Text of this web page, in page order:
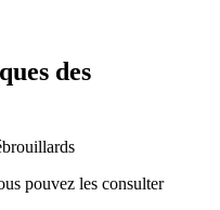
des
pouvez les consulter